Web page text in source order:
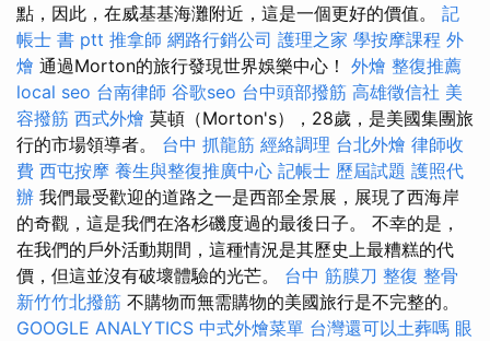
點，因此，在威基基海灘附近，這是一個更好的價值。 記
帳士 書 ptt 推拿師 網路行銷公司 護理之家 學按摩課程 外
燴 通過Morton的旅行發現世界娛樂中心！ 外燴 整復推薦
local seo 台南律師 谷歌seo 台中頭部撥筋 高雄徵信社 美
容撥筋 西式外燴 莫頓（Morton's），28歲，是美國集團旅
行的市場領導者。 台中 抓龍筋 經絡調理 台北外燴 律師收
費 西屯按摩 養生與整復推廣中心 記帳士 歷屆試題 護照代
辦 我們最受歡迎的道路之一是西部全景展，展現了西海岸
的奇觀，這是我們在洛杉磯度過的最後日子。 不幸的是，
在我們的戶外活動期間，這種情況是其歷史上最糟糕的代
價，但這並沒有破壞體驗的光芒。 台中 筋膜刀 整復 整骨
新竹竹北撥筋 不購物而無需購物的美國旅行是不完整的。
GOOGLE ANALYTICS 中式外燴菜單 台灣還可以土葬嗎 眼